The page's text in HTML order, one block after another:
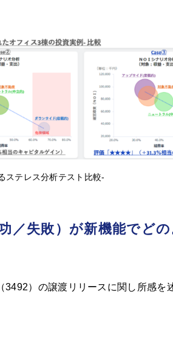
ステレス分析テスト比較-
／失敗）が新機能でど
3492）の譲渡リリースに関し所感を